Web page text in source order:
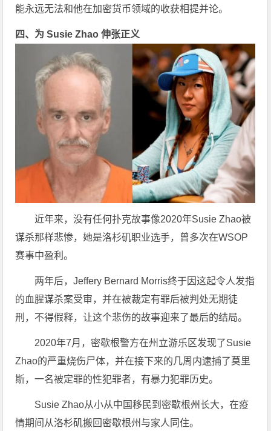
能永远无法和他在加密货币领域的收获相提并论。
四、为 Susie Zhao 伸张正义
近年来，没有任何扑克故事像2020年Susie Zhao被
谋杀那样悲惨，她是洛杉矶职业选手，曾多次在WSOP
赛事中盈利。
两年后，Jeffery Bernard Morris终于因这起令人发指
的血腥谋杀案受审，并在被裁定有罪后被判处无期徒
刑，不得假释，让这个悲伤的故事迎来了最后的结局。
2020年7月，密歇根警方在州立游乐区发现了Susie
Zhao的严重烧伤尸体，并在接下来的几周内逮捕了莫里
斯，一名被定罪的性犯罪者，有暴力犯罪历史。
Susie Zhao从小从中国移民到密歇根州长大，在疫
情期间从洛杉矶搬回密歇根州与家人同住。